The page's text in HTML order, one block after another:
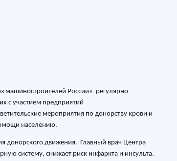
машиностроителей России» регулярно
с участием предприятий
мероприятия по донорству крови и
населению.
донорского движения. Главный врач Центра
систему, снижает риск инфаркта и инсульта.